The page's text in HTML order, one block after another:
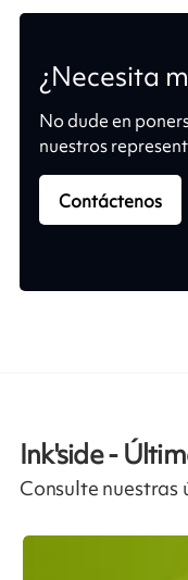
¿Necesita
No dude en
nuestros
Contáctenos
Ink'side -
Consulte